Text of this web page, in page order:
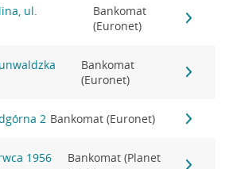
ul.
Bankomat
(Euronet)
Bankomat
(Euronet)
2 Bankomat (Euronet)
1956
Bankomat (Planet